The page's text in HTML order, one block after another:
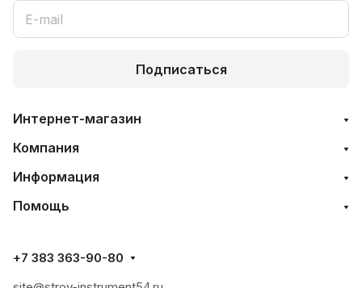
Подписаться
Интернет-магазин
Компания
Информация
Помощь
+7 383 363-90-80